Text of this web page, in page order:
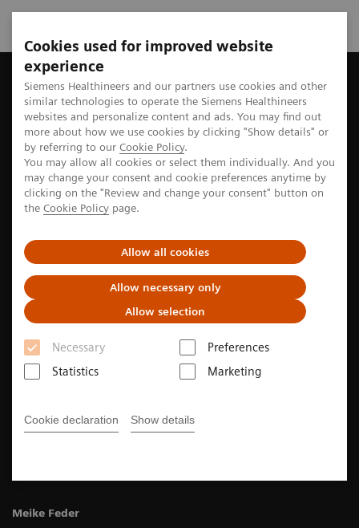
Cookies used for improved website
experience
Siemens Healthineers and our partners use cookies and other
similar technologies to operate the Siemens Healthineers
websites and personalize content and ads. You may find out
more about how we use cookies by clicking "Show details" or
by referring to our Cookie Policy.
You may allow all cookies or select them individually. And you
may change your consent and cookie preferences anytime by
clicking on the "Review and change your consent" button on
the Cookie Policy page.
Allow all cookies
Allow necessary only
Allow selection
Necessary
Preferences
Statistics
Marketing
Cookie declaration Show details
Startseite Perspektiven Brustkrebsvorsorge einführen ist
Onkologie
Brustkrebsvorsorge einzuführen
ist immer die richtige
Entscheidung
Indonesien und Ägypten haben lokale Brustkrebs-
Screening-Programme ins Leben gerufen, um späten
Diagnosen und damit erhöhter Sterblichkeit
entgegenzutreten. In einem Land wird das Programm
von der Regierung durchgeführt; im anderen Fall von
entscheidenden Faktoren für den Erfolg?
Meike Feder